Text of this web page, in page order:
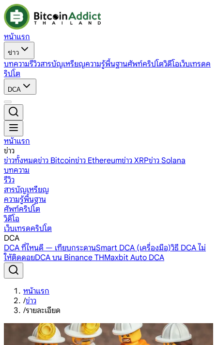
หน้าแรก
ข่าว
บทความรีวิวสารบัญเหรียญความรู้พื้นฐานศัพท์คริปโตวิดีโอเว็บเทรดค
ริปโต
DCA
หน้าแรก
ข่าว
ข่าวทั้งหมดข่าว Bitcoinข่าว Ethereumข่าว XRPข่าว Solana
บทความ
รีวิว
สารบัญเหรียญ
ความรู้พื้นฐาน
ศัพท์คริปโต
วิดีโอ
เว็บเทรดคริปโต
DCA
DCA ที่ไหนดี — เทียบกระดานSmart DCA (เครื่องมือ)วิธี DCA ไม่
ให้ติดดอยDCA บน Binance THMaxbit Auto DCA
หน้าแรก
/ข่าว
/รายละเอียด